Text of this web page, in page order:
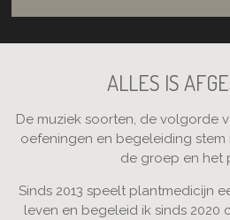
ALLES IS
De muziek soorten, de volgorde
oefeningen en begeleiding
de groep en het
Sinds 2013 speelt plantmedicijn
leven en begeleid ik sinds 2020